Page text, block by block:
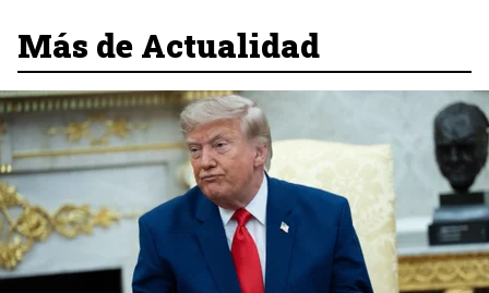
Más de Actualidad